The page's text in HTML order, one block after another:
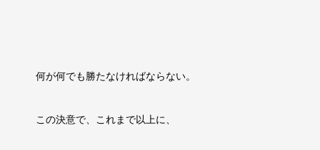
何が何でも勝たなければならない。
この決意で、これまで以上に、